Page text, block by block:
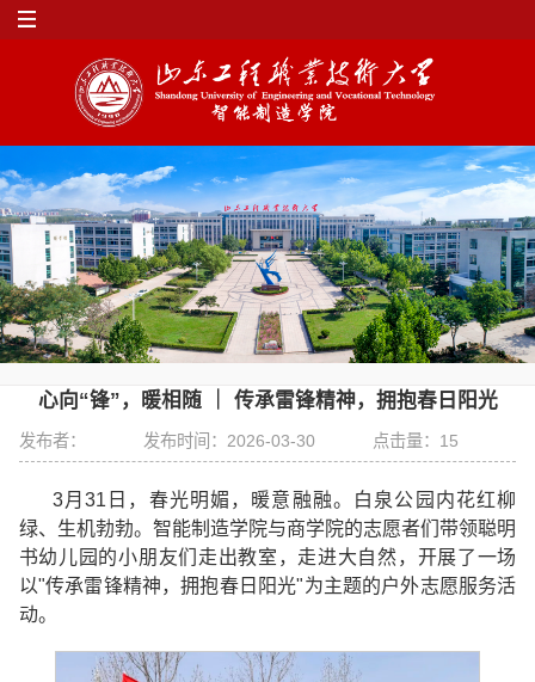
心向“锋”，暖相随 ｜ 传承雷锋精神，拥抱春日阳光
发布者： 发布时间：2026-03-30 点击量： 15
3月31日，春光明媚，暖意融融。白泉公园内花红柳
绿、生机勃勃。智能制造学院与商学院的志愿者们带领聪明
书幼儿园的小朋友们走出教室，走进大自然，开展了一场
以"传承雷锋精神，拥抱春日阳光"为主题的户外志愿服务活
动。